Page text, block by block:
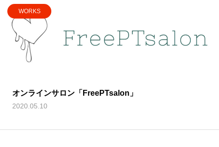
WORKS
オンラインサロン「FreePTsalon」
2020.05.10